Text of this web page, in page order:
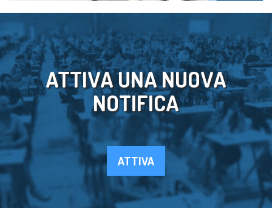
ATTIVA UNA NUOVA
NOTIFICA
ATTIVA